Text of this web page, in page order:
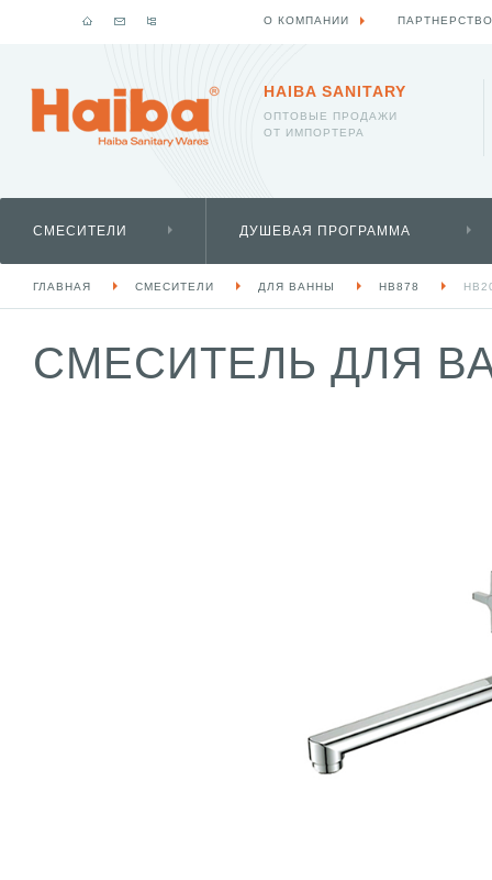
HAIBA SANITARY
ОПТОВЫЕ ПРОДАЖИ
ОТ ИМПОРТЕРА
СМЕСИТЕЛИ ДУШЕВАЯ ПРОГРАММА
ГЛАВНАЯ СМЕСИТЕЛИ ДЛЯ ВАННЫ HB878
СМЕСИТЕЛЬ ДЛЯ
О КОМПАНИИ ПАРТНЕРСТВО